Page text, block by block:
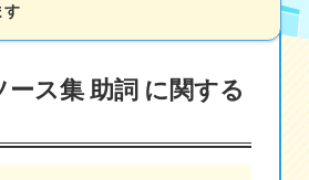
す
ース集 助詞 に関する